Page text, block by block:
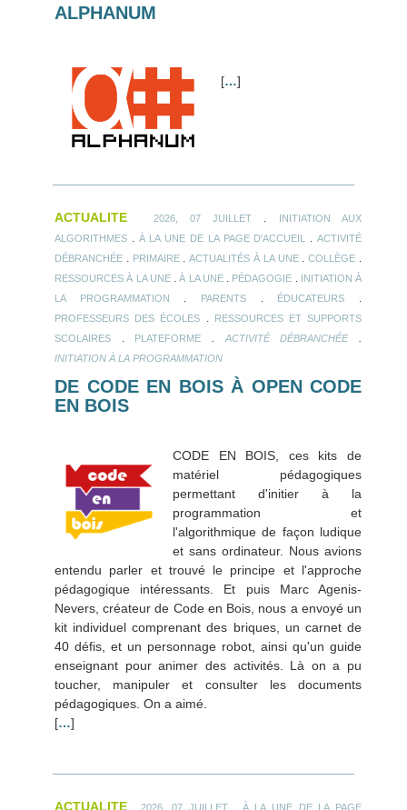
ALPHANUM
[…]
ACTUALITE 2026, 07 JUILLET
INITIATION AUX
ALGORITHMES
À LA UNE DE LA PAGE D'ACCUEIL .ACTIVITÉ
DÉBRANCHÉE
PRIMAIRE.ACTUALITÉS À LA UNE.COLLÈGE
RESSOURCES À LA UNE.À LA UNE. PÉDAGOGIE
INITIATION À
LA PROGRAMMATION
PARENTS ÉDUCATEURS
PROFESSEURS DES ÉCOLES
RESSOURCES ET SUPPORTS
SCOLAIRES
PLATEFORME ACTIVITÉ DÉBRANCHÉE.
INITIATION À LA PROGRAMMATION
DE CODE EN BOIS À OPEN CODE
EN BOIS
CODE EN BOIS, ces kits de
matériel pédagogiques
permettant d'initier à la
programmation et
l'algorithmique de façon ludique
et sans ordinateur. Nous avions
entendu parler et trouvé le principe et l'approche
pédagogique intéressants. Et puis Marc Agenis-
Nevers, créateur de Code en Bois, nous a envoyé un
kit individuel comprenant des briques, un carnet de
40 défis, et un personnage robot, ainsi qu'un guide
enseignant pour animer des activités. Là on a pu
toucher, manipuler et consulter les documents
pédagogiques. On a aimé.
[…]
ACTUALITE 2026, 07 JUILLET. À LA UNE DE LA PAGE